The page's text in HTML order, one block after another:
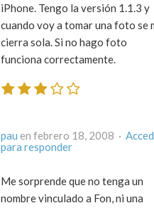
iPhone. Tengo la versión 1.1.3 y
cuando voy a tomar una foto se
cierra sola. Si no hago foto
funciona correctamente.
pau en febrero 18, 2008 ·
para responder
Me sorprende que no tenga un
nombre vinculado a Fon, ni una